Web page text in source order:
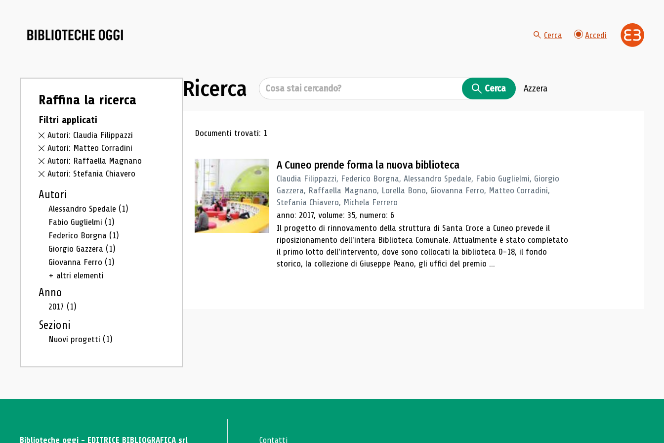
Cerca Accedi
Raffina la ricerca
Filtri applicati
Autori: Claudia Filippazzi
Autori: Matteo Corradini
Autori: Raffaella Magnano
Autori: Stefania Chiavero
Autori
Alessandro Spedale (1)
Fabio Guglielmi (1)
Federico Borgna (1)
Giorgio Gazzera (1)
Giovanna Ferro (1)
+ altri elementi
Anno
2017 (1)
Sezioni
Nuovi progetti (1)
Ricerca Cerca Cerca Azzera
Risultati di ricerca
Documenti trovati: 1
A Cuneo prende forma la nuova biblioteca
Claudia Filippazzi, Federico Borgna, Alessandro Spedale, Fabio Guglielmi, Giorgio
Gazzera, Raffaella Magnano, Lorella Bono, Giovanna Ferro, Matteo Corradini,
Stefania Chiavero, Michela Ferrero
anno: 2017, volume: 35, numero: 6
Il progetto di rinnovamento della struttura di Santa Croce a Cuneo prevede il
riposizionamento dell'intera Biblioteca Comunale. Attualmente è stato completato
il primo lotto dell'intervento, dove sono collocati la biblioteca 0-18, il fondo
storico, la collezione di Giuseppe Peano, gli uffici del premio ...
Biblioteche oggi - EDITRICE BIBLIOGRAFICA srl Contatti